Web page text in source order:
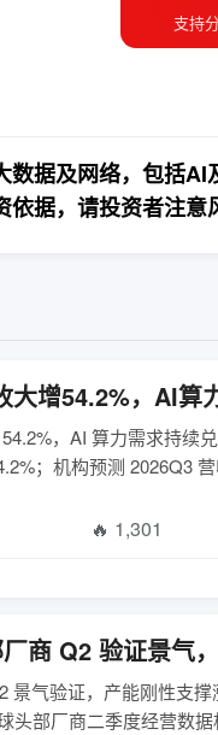
支持
数据及网络，包括
依据，请投资者注意
大增54.2%，AI算
，AI 算力需求持续
；机构预测 2026Q3
🔥 1,301
商 Q2 验证景气，
景气验证，产能刚性支
头部厂商二季度经营数